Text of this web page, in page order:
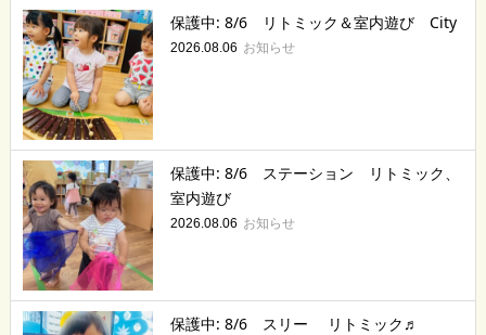
保護中: 8/6 リトミック＆室内遊び City
2026.08.06 お知らせ
保護中: 8/6 ステーション リトミック、
室内遊び
2026.08.06 お知らせ
保護中: 8/6 スリー リトミック♬